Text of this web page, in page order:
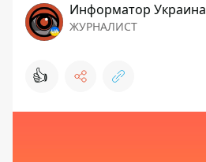
Информатор Украина
ЖУРНАЛИСТ
👍